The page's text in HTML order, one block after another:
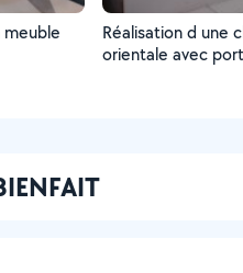
meuble
Réalisation d une
orientale avec